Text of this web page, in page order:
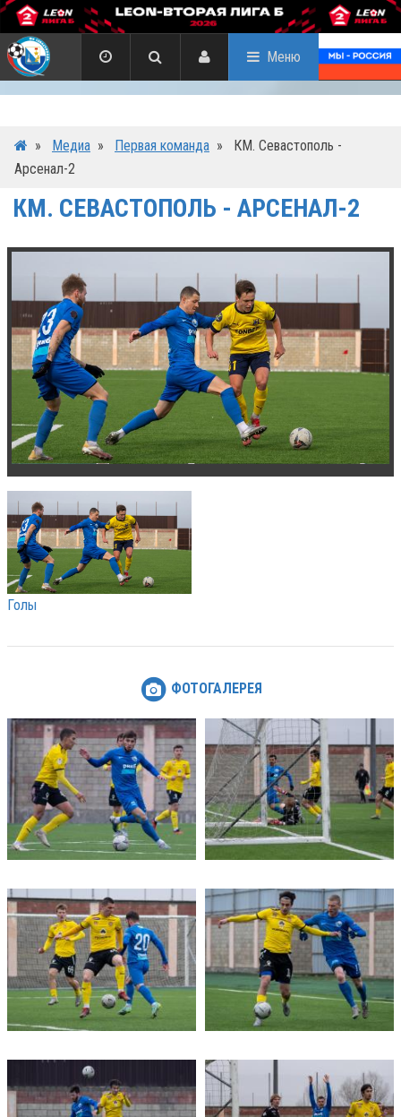
Меню
» Медиа » Первая команда »
КМ. Севастополь -
Арсенал-2
КМ. СЕВАСТОПОЛЬ - АРСЕНАЛ-2
Голы
ФОТОГАЛЕРЕЯ